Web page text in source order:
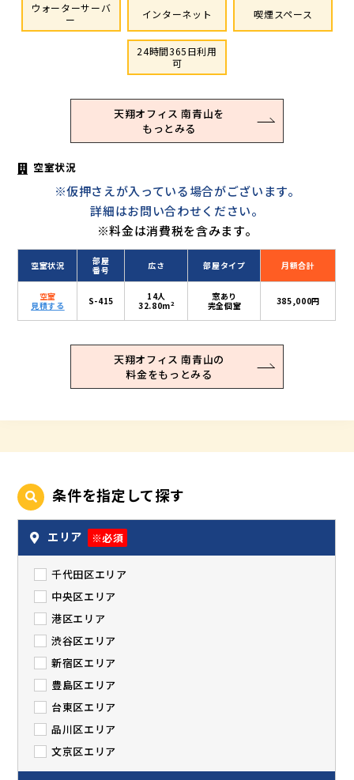
ウォーターサーバ
ー
インターネット 喫煙スペース
24時間365日利用
可
天翔オフィス 南青山を
もっとみる
空室状況
※仮押さえが入っている場合がございます。
詳細はお問い合わせください。
※料金は消費税を含みます。
空室状況
部屋
番号
広さ 部屋タイプ 月額合計
空室
見積する
S-415
14人
32.80m2
窓あり
完全個室
385,000円
天翔オフィス 南青山の
料金をもっとみる
条件を指定して探す
エリア ※必須
千代田区エリア
中央区エリア
港区エリア
渋谷区エリア
新宿区エリア
豊島区エリア
台東区エリア
品川区エリア
文京区エリア